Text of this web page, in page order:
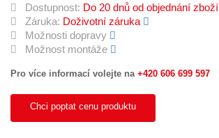
Dostupnost: Do 20 dnů od objednání zboží
Záruka: Doživotní záruka
Možnosti dopravy
Možnost montáže
Pro více informací volejte na +420 606 699 597
Chci poptat cenu produktu